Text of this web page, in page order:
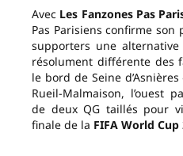
Avec Les Fanzones Pas
Pas Parisiens confirme
supporters une
résolument différente des
le bord de Seine
Rueil-Malmaison, l’ouest
de deux QG taillés pour
finale de la FIFA World Cup